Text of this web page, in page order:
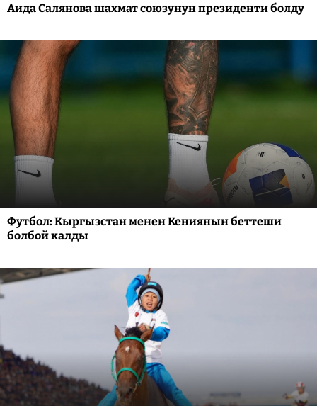
Аида Салянова шахмат союзунун президенти болду
Футбол: Кыргызстан менен Кениянын беттеши
болбой калды